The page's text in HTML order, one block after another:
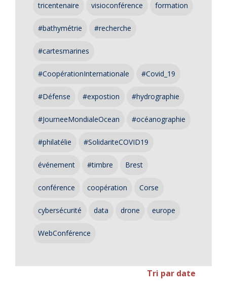
tricentenaire visioconférence formation
#bathymétrie #recherche
#cartesmarines
#CoopérationInternationale #Covid_19
#Défense #expostion #hydrographie
#JourneeMondialeOcean #océanographie
#philatélie #SolidariteCOVID19
événement #timbre Brest
conférence coopération Corse
cybersécurité data drone europe
WebConférence
Tri par date